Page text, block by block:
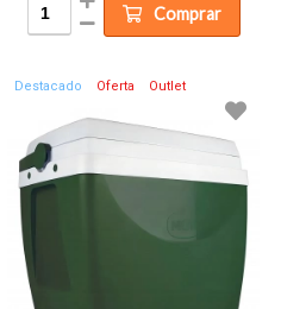
Comprar
Destacado Oferta Outlet